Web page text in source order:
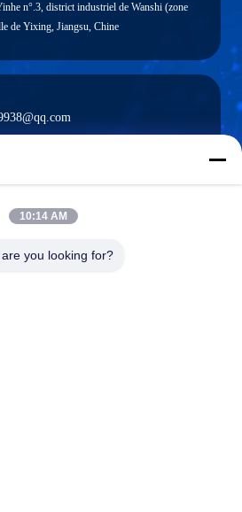
n°.3, district industriel de Wanshi (zone
de Yixing, Jiangsu, Chine
13601538657
10:14 AM
you looking for?